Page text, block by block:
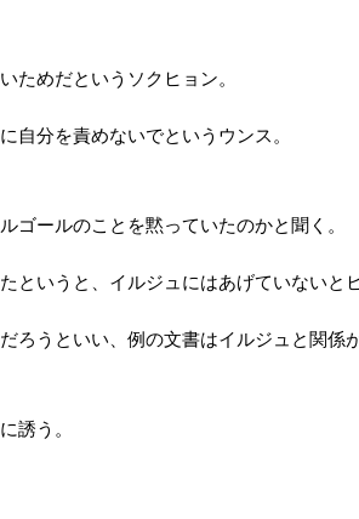
ためだというソクヒョン。
自分を責めないでというウンス。
ゴールのことを黙っていたのかと聞く。
というと、イルジュにはあげていないと
ろうといい、例の文書はイルジュと関係
誘う。